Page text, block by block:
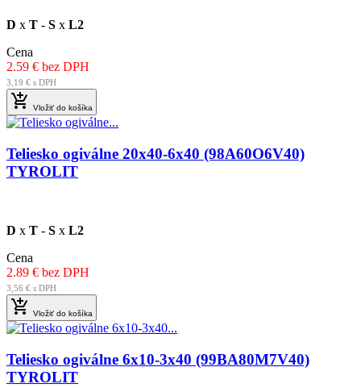
D x T - S x L2
Cena
2.59 € bez DPH
3,19 € s DPH
 Vložiť do košíka
Teliesko ogiválne 20x40-6x40 (98A60O6V40)
TYROLIT
D x T - S x L2
Cena
2.89 € bez DPH
3,56 € s DPH
 Vložiť do košíka
Teliesko ogiválne 6x10-3x40 (99BA80M7V40)
TYROLIT